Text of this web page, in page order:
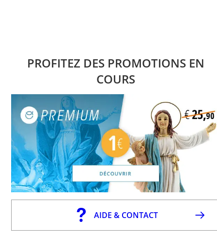
PROFITEZ DES PROMOTIONS EN
COURS
AIDE & CONTACT